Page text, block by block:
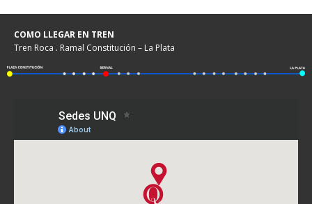
COMO LLEGAR EN TREN
Tren Roca . Ramal Constitución – La Plata